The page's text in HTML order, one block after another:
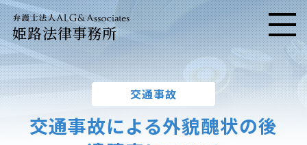
姫路法律事務所 メニ
交通事故
交通事故による外貌醜状の後